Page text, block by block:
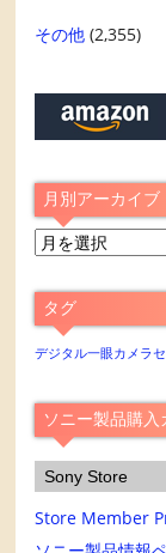
その他 (2,355)
月別アーカイブ
月
ア
ー
カ
ブ
タグ
デジタル一眼カメラ
ソニー製品購入
Sony Store
Store Member